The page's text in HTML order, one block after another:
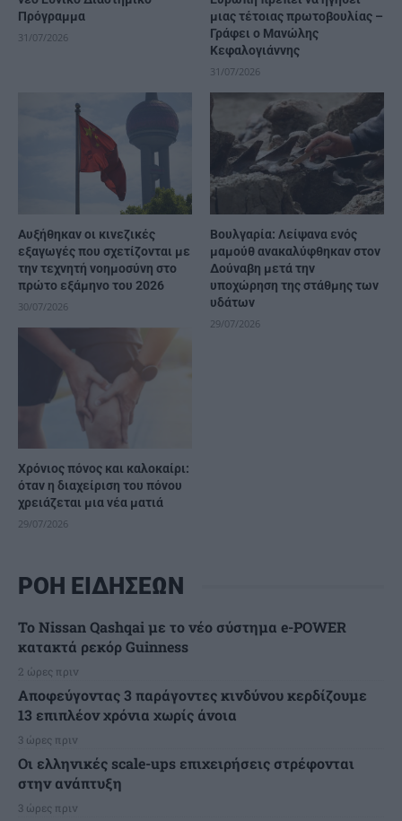
Πρόγραμμα
31/07/2026
μιας τέτοιας πρωτοβουλίας –
Γράφει ο Μανώλης
Κεφαλογιάννης
31/07/2026
Αυξήθηκαν οι κινεζικές
εξαγωγές που σχετίζονται με
την τεχνητή νοημοσύνη στο
πρώτο εξάμηνο του 2026
30/07/2026
Βουλγαρία: Λείψανα ενός
μαμούθ ανακαλύφθηκαν στον
Δούναβη μετά την
υποχώρηση της στάθμης των
υδάτων
29/07/2026
Χρόνιος πόνος και καλοκαίρι:
όταν η διαχείριση του πόνου
χρειάζεται μια νέα ματιά
29/07/2026
ΡΟΗ ΕΙΔΗΣΕΩΝ
Το Nissan Qashqai με το νέο σύστημα e-POWER
κατακτά ρεκόρ Guinness
2 ώρες πριν
Αποφεύγοντας 3 παράγοντες κινδύνου κερδίζουμε
13 επιπλέον χρόνια χωρίς άνοια
3 ώρες πριν
Οι ελληνικές scale-ups επιχειρήσεις στρέφονται
στην ανάπτυξη
3 ώρες πριν